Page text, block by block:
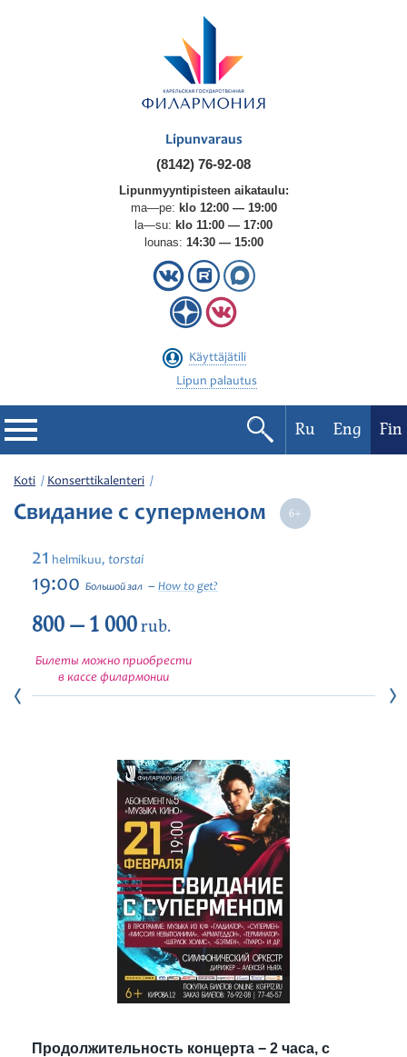
Lipunvaraus
(8142) 76-92-08
Lipunmyyntipisteen aikataulu:
ma—pe: klo 12:00 — 19:00
la—su: klo 11:00 — 17:00
lounas: 14:30 — 15:00
Käyttäjätili
Lipun palautus
Filharmonia
Konserttikalenteri
Festivaalit
Ru Eng Fin
Koti Konserttikalenteri
Свидание с суперменом
21 helmikuu, torstai
19:00 Большой зал How to get?
800 — 1 000rub.
Билеты можно приобрести
в кассе филармонии
Продолжительность концерта − 2 часа, с